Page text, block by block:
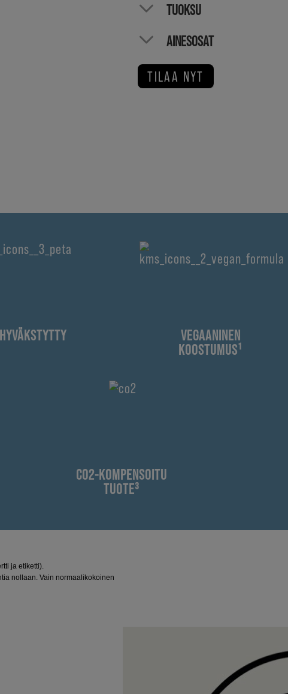
TUOKSU
AINESOSAT
TILAA NYT
VEGAANINEN
KOOSTUMUS¹
CO2-KOMPENSOITU
TUOTE³
ja etiketti).
nollaan. Vain normaalikokoinen